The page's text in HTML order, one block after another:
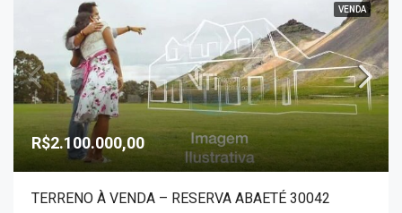
VENDA
R$2.100.000,00
TERRENO À VENDA – RESERVA ABAETÉ 30042